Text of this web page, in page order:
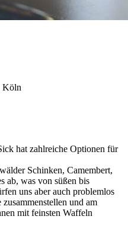
Köln
hat zahlreiche Optionen für
Schinken, Camembert,
ab, was von süßen bis
uns aber auch problemlos
und am
mit feinsten Waffeln